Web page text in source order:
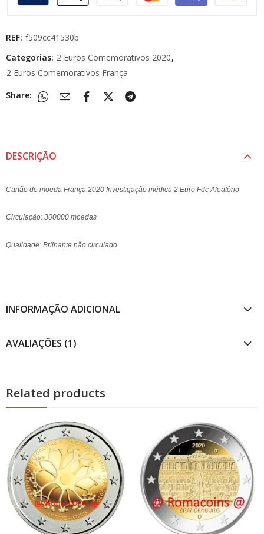
REF: f509cc41530b
Categorias: 2 Euros Comemorativos 2020,
2 Euros Comemorativos França
Share:
DESCRIÇÃO
Cartão de moeda França 2020 Investigação médica 2 Euro Fdc Aleatório
Circulação: 300000 moedas
Qualidade: Brilhante não circulado
INFORMAÇÃO ADICIONAL
AVALIAÇÕES (1)
Related products